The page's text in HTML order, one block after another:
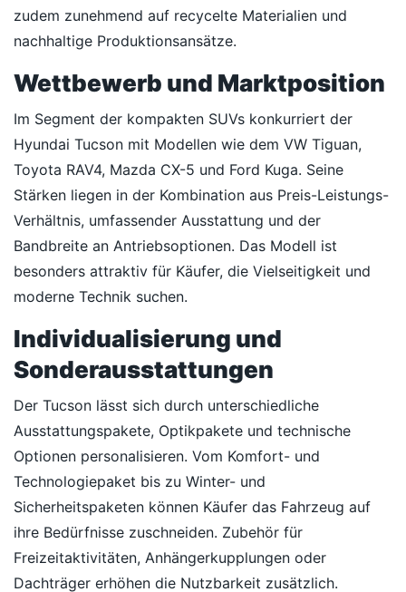
zudem zunehmend auf recycelte Materialien und
nachhaltige Produktionsansätze.
Wettbewerb und Marktposition
Im Segment der kompakten SUVs konkurriert der
Hyundai Tucson mit Modellen wie dem VW Tiguan,
Toyota RAV4, Mazda CX-5 und Ford Kuga. Seine
Stärken liegen in der Kombination aus Preis-Leistungs-
Verhältnis, umfassender Ausstattung und der
Bandbreite an Antriebsoptionen. Das Modell ist
besonders attraktiv für Käufer, die Vielseitigkeit und
moderne Technik suchen.
Individualisierung und
Sonderausstattungen
Der Tucson lässt sich durch unterschiedliche
Ausstattungspakete, Optikpakete und technische
Optionen personalisieren. Vom Komfort- und
Technologiepaket bis zu Winter- und
Sicherheitspaketen können Käufer das Fahrzeug auf
ihre Bedürfnisse zuschneiden. Zubehör für
Freizeitaktivitäten, Anhängerkupplungen oder
Dachträger erhöhen die Nutzbarkeit zusätzlich.